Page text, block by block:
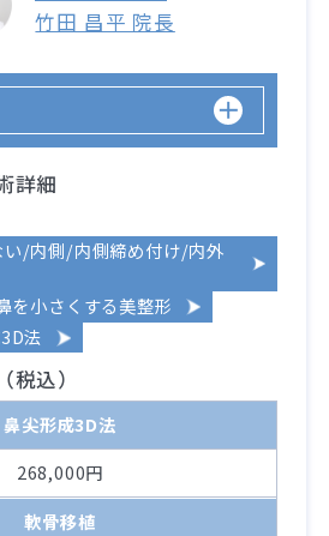
竹田 昌平 院長
詳細
/内側/内側締め付け/内外
を小さくする美整形
法
込）
鼻尖形成3D法
268,000円
軟骨移植